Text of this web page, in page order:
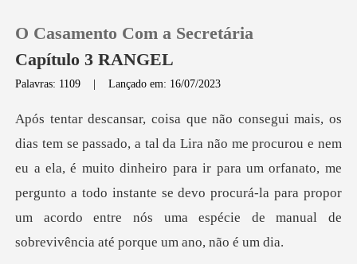
0
Loja
O Casamento Com a Secretária
Capítulo 3 RANGEL
Palavras: 1109 |Lançado em: 16/07/2023
e nem
eu a ela, é muito dinheiro para ir para um orfanato, me
pergunto a todo instante se devo procurá-l